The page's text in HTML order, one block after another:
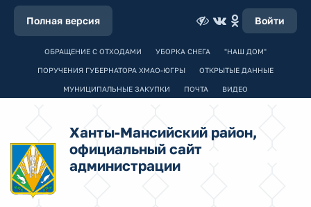
Полная версия Войти
ОБРАЩЕНИЕ С ОТХОДАМИ УБОРКА СНЕГА "НАШ ДОМ"
ПОРУЧЕНИЯ ГУБЕРНАТОРА ХМАО-ЮГРЫ ОТКРЫТЫЕ ДАННЫЕ
МУНИЦИПАЛЬНЫЕ ЗАКУПКИ ПОЧТА ВИДЕО
Ханты-Мансийский район,
официальный сайт
администрации